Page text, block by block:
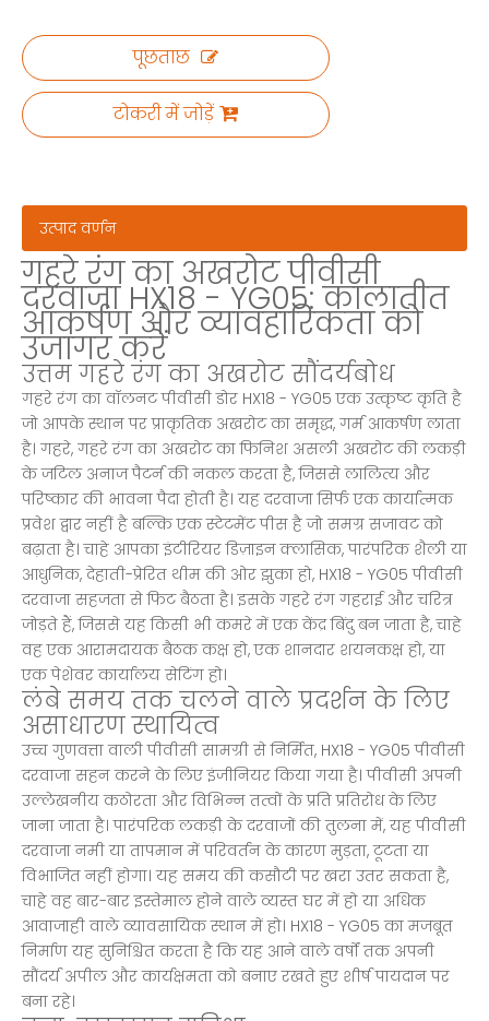
पूछताछ
टोकरी में जोड़ें
उत्पाद वर्णन
गहरे रंग का अखरोट पीवीसी
दरवाजा HX18 - YG05: कालातीत
आकर्षण और व्यावहारिकता को
उजागर करें
उत्तम गहरे रंग का अखरोट सौंदर्यबोध
गहरे रंग का वॉलनट पीवीसी डोर HX18 - YG05 एक उत्कृष्ट कृति है
जो आपके स्थान पर प्राकृतिक अखरोट का समृद्ध, गर्म आकर्षण लाता
है। गहरे, गहरे रंग का अखरोट का फिनिश असली अखरोट की लकड़ी
के जटिल अनाज पैटर्न की नकल करता है, जिससे लालित्य और
परिष्कार की भावना पैदा होती है। यह दरवाजा सिर्फ एक कार्यात्मक
प्रवेश द्वार नहीं है बल्कि एक स्टेटमेंट पीस है जो समग्र सजावट को
बढ़ाता है। चाहे आपका इंटीरियर डिज़ाइन क्लासिक, पारंपरिक शैली या
आधुनिक, देहाती-प्रेरित थीम की ओर झुका हो, HX18 - YG05 पीवीसी
दरवाजा सहजता से फिट बैठता है। इसके गहरे रंग गहराई और चरित्र
जोड़ते हैं, जिससे यह किसी भी कमरे में एक केंद्र बिंदु बन जाता है, चाहे
वह एक आरामदायक बैठक कक्ष हो, एक शानदार शयनकक्ष हो, या
एक पेशेवर कार्यालय सेटिंग हो।
लंबे समय तक चलने वाले प्रदर्शन के लिए
असाधारण स्थायित्व
उच्च गुणवत्ता वाली पीवीसी सामग्री से निर्मित, HX18 - YG05 पीवीसी
दरवाजा सहन करने के लिए इंजीनियर किया गया है। पीवीसी अपनी
उल्लेखनीय कठोरता और विभिन्न तत्वों के प्रति प्रतिरोध के लिए
जाना जाता है। पारंपरिक लकड़ी के दरवाजों की तुलना में, यह पीवीसी
दरवाजा नमी या तापमान में परिवर्तन के कारण मुड़ता, टूटता या
विभाजित नहीं होगा। यह समय की कसौटी पर खरा उतर सकता है,
चाहे वह बार-बार इस्तेमाल होने वाले व्यस्त घर में हो या अधिक
आवाजाही वाले व्यावसायिक स्थान में हो। HX18 - YG05 का मजबूत
निर्माण यह सुनिश्चित करता है कि यह आने वाले वर्षों तक अपनी
सौंदर्य अपील और कार्यक्षमता को बनाए रखते हुए शीर्ष पायदान पर
बना रहे।